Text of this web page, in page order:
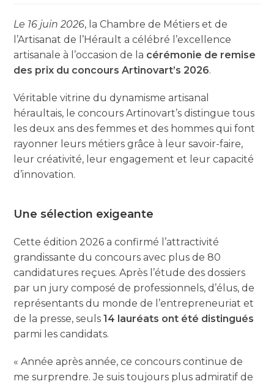
Le 16 juin 2026, la Chambre de Métiers et de
l’Artisanat de l’Hérault a célébré l’excellence
artisanale à l’occasion de la cérémonie de remise
des prix du concours Artinovart’s 2026.
Véritable vitrine du dynamisme artisanal
héraultais, le concours Artinovart’s distingue tous
les deux ans des femmes et des hommes qui font
rayonner leurs métiers grâce à leur savoir-faire,
leur créativité, leur engagement et leur capacité
d’innovation.
Une sélection exigeante
Cette édition 2026 a confirmé l’attractivité
grandissante du concours avec plus de 80
candidatures reçues. Après l’étude des dossiers
par un jury composé de professionnels, d’élus, de
représentants du monde de l’entrepreneuriat et
de la presse, seuls14 lauréats ont été distingués
parmi les candidats.
« Année après année, ce concours continue de
me surprendre. Je suis toujours plus admiratif de